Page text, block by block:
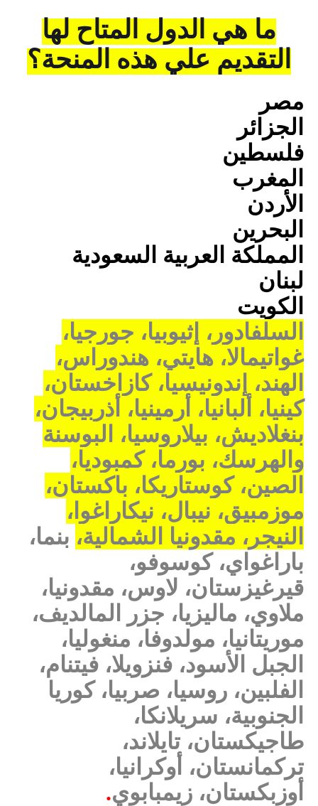
ما هي الدول المتاح لها
التقديم علي هذه المنحة؟
مصر
الجزائر
فلسطين
المغرب
الأردن
البحرين
المملكة العربية السعودية
لبنان
الكويت
السلفادور، إثيوبيا، جورجيا،
غواتيمالا، هايتي، هندوراس،
الهند، إندونيسيا، كازاخستان،
كينيا، ألبانيا، أرمينيا، أذربيجان،
بنغلاديش، بيلاروسيا، البوسنة
والهرسك، بورما، كمبوديا،
الصين، كوستاريكا، باكستان،
موزمبيق، نيبال، نيكاراغوا،
النيجر، مقدونيا الشمالية، بنما،
باراغواي، كوسوفو،
قيرغيزستان، لاوس، مقدونيا،
ملاوي، ماليزيا، جزر المالديف،
موريتانيا، مولدوفا، منغوليا،
الجبل الأسود، فنزويلا، فيتنام،
الفلبين، روسيا، صربيا، كوريا
الجنوبية، سريلانكا،
طاجيكستان، تايلاند،
تركمانستان، أوكرانيا،
أوزبكستان، زيمبابوي.